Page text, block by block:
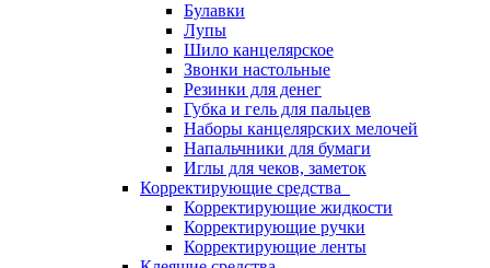
Булавки
Лупы
Шило канцелярское
Звонки настольные
Резинки для денег
Губка и гель для пальцев
Наборы канцелярских мелочей
Напальчники для бумаги
Иглы для чеков, заметок
Корректирующие средства
Корректирующие жидкости
Корректирующие ручки
Корректирующие ленты